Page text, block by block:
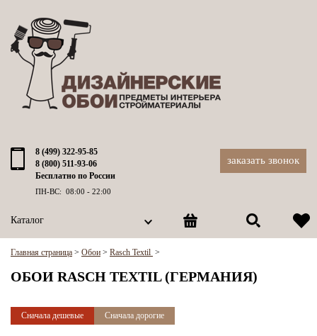
8 (499) 322-95-85
8 (800) 511-93-06
Бесплатно по России
ПН-ВС: 08:00 - 22:00
заказать звонок
Каталог
Главная страница > Обои > Rasch Textil >
ОБОИ RASCH TEXTIL (ГЕРМАНИЯ)
Сначала дешевые Сначала дорогие